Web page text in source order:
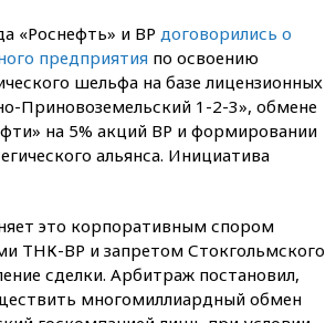
«Роснефть» и ВР договорились о
предприятия по освоению
шельфа на базе лицензионных
Приновоземельский 1-2-3», обмене
на 5% акций ВР и формировании
альянса. Инициатива
это корпоративным спором
ТНК-ВР и запретом Стокгольмского
сделки. Арбитраж постановил,
многомиллиардный обмен